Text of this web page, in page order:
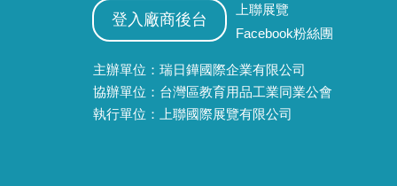
登入廠商後台
上聯展覽
Facebook粉絲團
主辦單位：瑞日鏵國際企業有限公司
協辦單位：台灣區教育用品工業同業公會
執行單位：上聯國際展覽有限公司